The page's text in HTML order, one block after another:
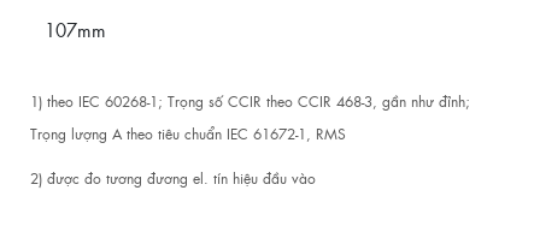
107mm
1) theo IEC 60268-1; Trọng số CCIR theo CCIR 468-3, gần như đỉnh;
Trọng lượng A theo tiêu chuẩn IEC 61672-1, RMS
2) được đo tương đương el. tín hiệu đầu vào